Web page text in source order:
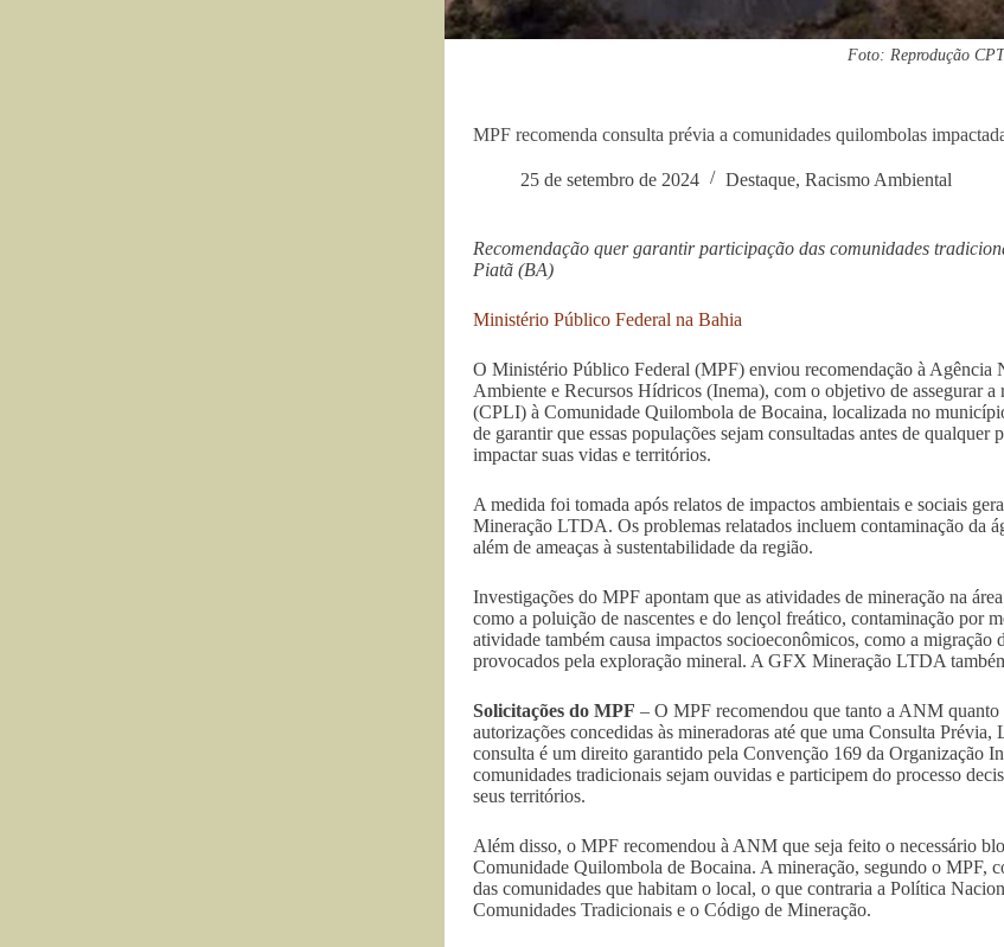
Foto: Reprodução
MPF recomenda consulta prévia a comunidades quilombolas
25 de setembro de 2024 Destaque, Racismo Ambiental
Recomendação quer garantir participação das comunidades
Piatã (BA)
Ministério Público Federal na Bahia
O Ministério Público Federal (MPF) enviou recomendação à
Ambiente e Recursos Hídricos (Inema), com o objetivo de assegurar
(CPLI) à Comunidade Quilombola de Bocaina, localizada no
de garantir que essas populações sejam consultadas antes de
impactar suas vidas e territórios.
A medida foi tomada após relatos de impactos ambientais e sociais
Mineração LTDA. Os problemas relatados incluem contaminação da
além de ameaças à sustentabilidade da região.
Investigações do MPF apontam que as atividades de mineração na
como a poluição de nascentes e do lençol freático, contaminação por
atividade também causa impactos socioeconômicos, como a
provocados pela exploração mineral. A GFX Mineração LTDA
Solicitações do MPF – O MPF recomendou que tanto a ANM quanto
autorizações concedidas às mineradoras até que uma Consulta
consulta é um direito garantido pela Convenção 169 da Organização
comunidades tradicionais sejam ouvidas e participem do processo
seus territórios.
Além disso, o MPF recomendou à ANM que seja feito o necessário
Comunidade Quilombola de Bocaina. A mineração, segundo o MPF,
das comunidades que habitam o local, o que contraria a Política
Comunidades Tradicionais e o Código de Mineração.